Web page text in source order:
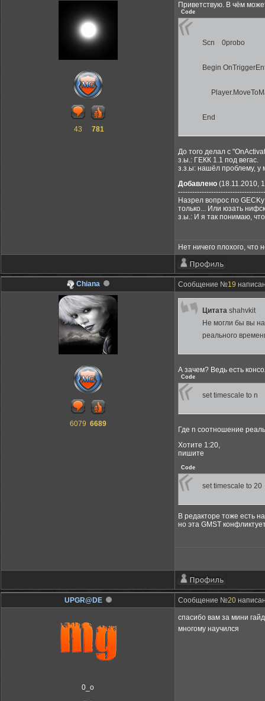
43 781
Приветствую. В чём
Code
Scn 0probo
Begin
End
До того делал с
з.ы.: ГЕКК 1.1 под вегас.
з.з.ы: нашёл проблему, у
Добавлено (18.11.2010,
Назрел вопрос по
только... Или юзать
з.ы.: И я так понимаю,
Нет ничего плохого, что
Chiana Сообщение №19
6079 6689
Цитата shahvkit
Не могли бы вы
реального
А зачем? Ведь есть
Code
set timescale to n
Где n соотношение
Хотите 1:20,
пишите
Code
set timescale to 20
В редакторе тоже есть
но эта GMST
UPGR@DE Сообщение №20
0_o
спасибо вам за мини
многому научился